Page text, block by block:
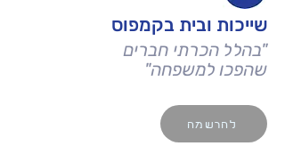
שייכות ובית בקמפוס
"בהלל הכרתי חברים
שהפכו למשפחה"
להרשמה